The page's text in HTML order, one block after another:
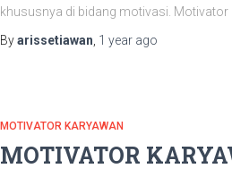
khususnya di bidang motivasi.
Byarissetiawan 1 yearago
MOTIVATOR KARYAWAN
MOTIVATOR